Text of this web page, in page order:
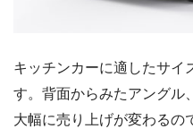
キッチンカーに適したサイ
す。背面からみたアングル
大幅に売り上げが変わるの